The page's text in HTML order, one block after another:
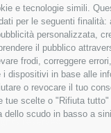
e tecnologie simili.
per le seguenti
personalizzata,
il pubblico
frodi, correggere
dispositivi in base alle
o revocare il tuo
scelte o "Rifiuta
scudo in basso a
reserved.